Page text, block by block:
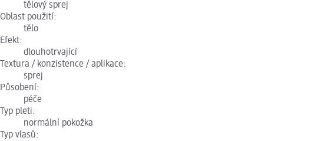
tělový sprej
Oblast použití:
tělo
Efekt:
dlouhotrvající
Textura / konzistence / aplikace:
sprej
Působení:
péče
Typ pleti:
normální pokožka
Typ vlasů: